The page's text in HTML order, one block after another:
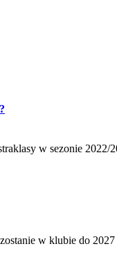
w sezonie
w klubie do